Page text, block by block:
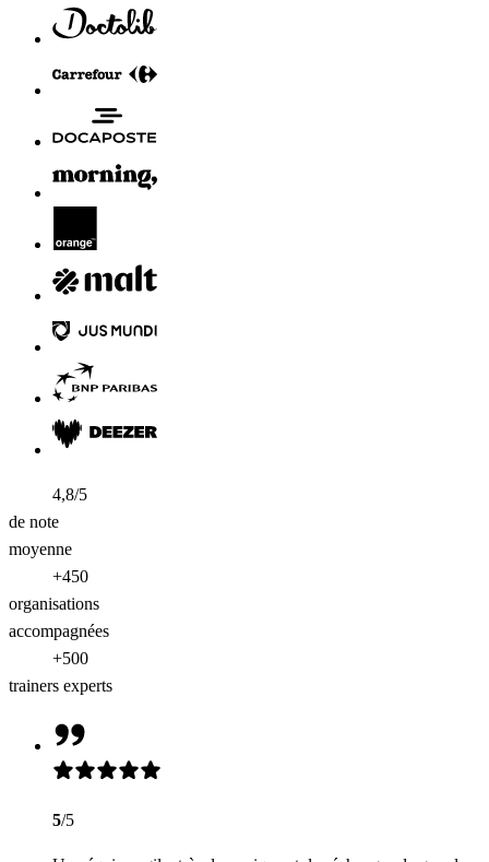
4,8/5
de note
moyenne
+450
organisations
accompagnées
+500
trainers experts
5/5